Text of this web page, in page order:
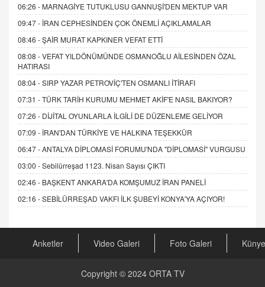
06:26 - MARNAGİYE TUTUKLUSU GANNUŞİ'DEN MEKTUP VAR
09:47 - İRAN CEPHESİNDEN ÇOK ÖNEMLİ AÇIKLAMALAR
08:46 -ŞAİR MURAT KAPKINER VEFAT ETTİ
08:08 -VEFAT YILDÖNÜMÜNDE OSMANOĞLU AİLESİNDEN ÖZAL
HATIRASI
08:04 -SIRP YAZAR PETROVİÇ'TEN OSMANLI İTİRAFI
07:31 -TÜRK TARİH KURUMU MEHMET AKİF'E NASIL BAKIYOR?
07:26 - DİJİTAL OYUNLARLA İLGİLİ DE DÜZENLEME GELİYOR
07:09 - İRAN'DAN TÜRKİYE VE HALKINA TEŞEKKÜR
06:47 -ANTALYA DİPLOMASİ FORUMU'NDA "DİPLOMASİ" VURGUSU
03:00 -Sebilürreşad 1123. Nisan Sayısı ÇIKTI
02:46 - BAŞKENT ANKARA'DA KOMŞUMUZ İRAN PANELİ
02:16 -SEBİLÜRREŞAD VAKFI İLK ŞUBEYİ KONYA'YA AÇIYOR!
Anketler Video Galeri Foto Galeri Künye
Copyright © 2024 ORTA TV